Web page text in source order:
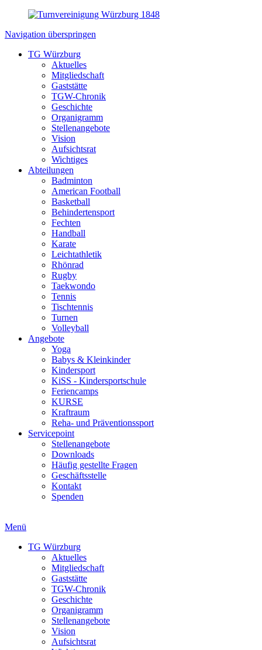
Navigation überspringen
TG Würzburg
Aktuelles
Mitgliedschaft
Gaststätte
TGW-Chronik
Geschichte
Organigramm
Stellenangebote
Vision
Aufsichtsrat
Wichtiges
Abteilungen
Badminton
American Football
Basketball
Behindertensport
Fechten
Handball
Karate
Leichtathletik
Rhönrad
Rugby
Taekwondo
Tennis
Tischtennis
Turnen
Volleyball
Angebote
Yoga
Babys & Kleinkinder
Kindersport
KiSS - Kindersportschule
Feriencamps
KURSE
Kraftraum
Reha- und Präventionssport
Servicepoint
Stellenangebote
Downloads
Häufig gestellte Fragen
Geschäftsstelle
Kontakt
Spenden
Menü
TG Würzburg
Aktuelles
Mitgliedschaft
Gaststätte
TGW-Chronik
Geschichte
Organigramm
Stellenangebote
Vision
Aufsichtsrat